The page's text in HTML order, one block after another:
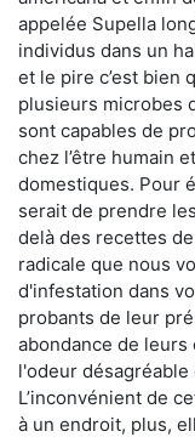
appelée Supella
individus dans un
et le pire c’est bien
plusieurs microbes
sont capables de
chez l’être humain
domestiques. Pour
serait de prendre
delà des recettes
radicale que nous
d'infestation dans
probants de leur
abondance de
l'odeur désagréable
L’inconvénient de
à un endroit, plus,